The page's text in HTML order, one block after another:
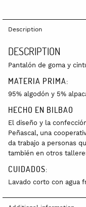
Description
DESCRIPTION
Pantalón de goma y
MATERIA PRIMA:
95% algodón y 5%
HECHO EN BILBAO
El diseño y la
Peñascal, una
da trabajo a personas
también en otros
CUIDADOS:
Lavado corto con agua